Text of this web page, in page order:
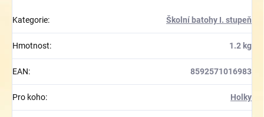
Kategorie: Školní batohy I. stupeň
Hmotnost: 1.2 kg
EAN: 8592571016983
Pro koho: Holky